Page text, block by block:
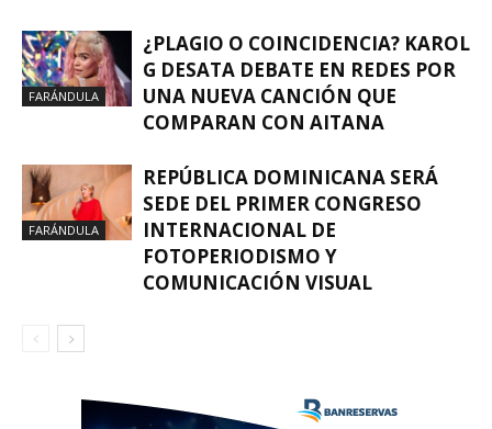
FARÁNDULA
¿PLAGIO O COINCIDENCIA? KAROL
G DESATA DEBATE EN REDES POR
UNA NUEVA CANCIÓN QUE
COMPARAN CON AITANA
FARÁNDULA
REPÚBLICA DOMINICANA SERÁ
SEDE DEL PRIMER CONGRESO
INTERNACIONAL DE
FOTOPERIODISMO Y
COMUNICACIÓN VISUAL